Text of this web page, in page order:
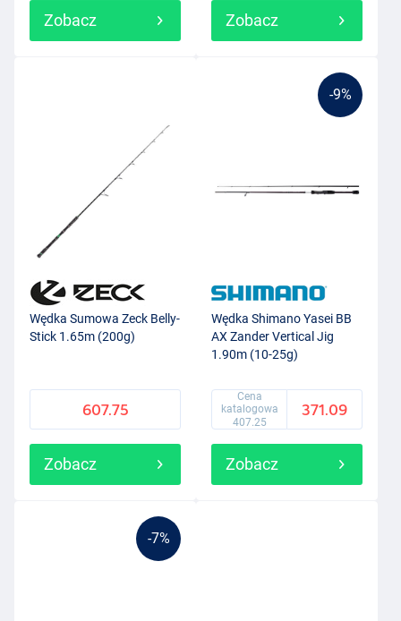
Zobacz Zobacz
Wędka Sumowa Zeck Belly-
Stick 1.65m (200g)
607.75
Zobacz
-9%
Wędka Shimano Yasei BB
AX Zander Vertical Jig
1.90m (10-25g)
Cena
katalogowa
407.25
371.09
Zobacz
-7%